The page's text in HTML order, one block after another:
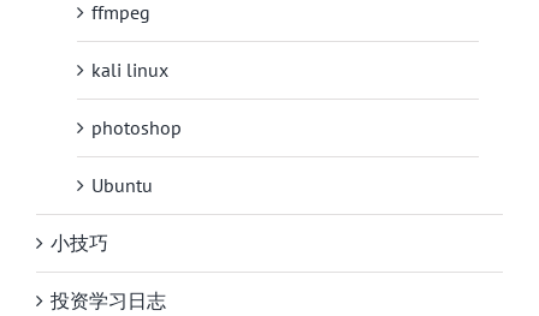
ffmpeg
kali linux
photoshop
Ubuntu
小技巧
投资学习日志